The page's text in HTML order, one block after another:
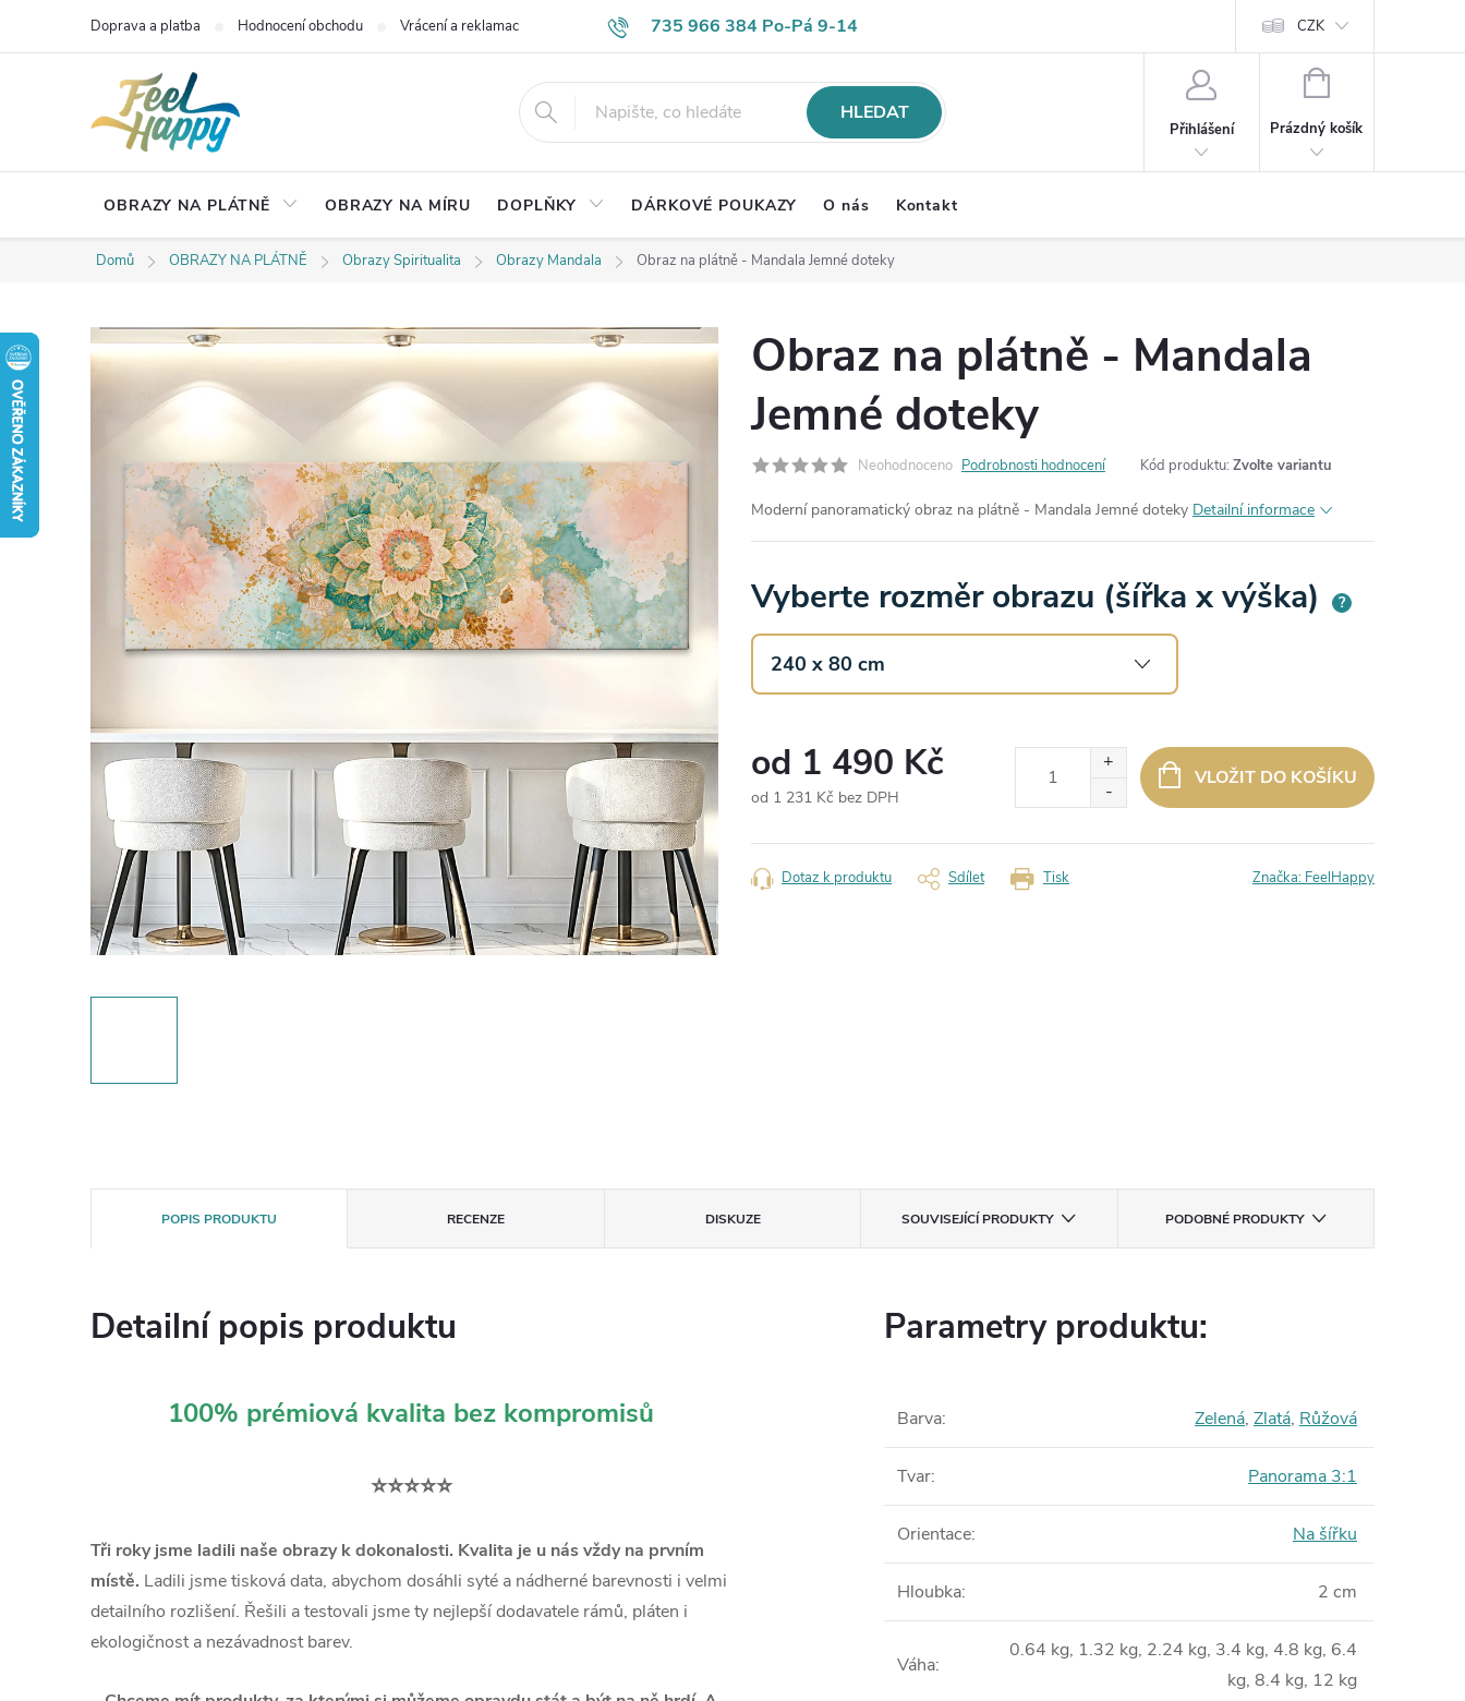
735 966 384 Po-Pá 9-14
Doprava a platba Hodnocení obchodu Vrácení a reklamace Časté otázky Obch. podmínky Ochrana os. údajů Kontakt
CZK
HLEDAT
Přihlášení
NÁKUPNÍ
Prázdný košík
OBRAZY NA PLÁTNĚ OBRAZY NA MÍRU DOPLŇKY DÁRKOVÉ POUKAZY O nás Kontakt
Domů OBRAZY NA PLÁTNĚ Obrazy Spiritualita Obrazy Mandala Obraz na plátně - Mandala Jemné doteky
Obraz na plátně - Mandala
Jemné doteky
Neohodnoceno Podrobnosti hodnocení Kód produktu: Zvolte variantu
Moderní panoramatický obraz na plátně - Mandala Jemné doteky Detailní informace
Vyberte rozměr obrazu (šířka x výška) ?
od 1 490 Kč
od 1 231 Kč bez DPH
cena:
VLOŽIT DO KOŠÍKU
Tisk
Dotaz k produktu Sdílet Značka: FeelHappy
POPIS PRODUKTU RECENZE DISKUZE SOUVISEJÍCÍ PRODUKTY PODOBNÉ PRODUKTY
Detailní popis produktu
100% prémiová kvalita bez kompromisů
⭐⭐⭐⭐⭐
Tři roky jsme ladili naše obrazy k dokonalosti. Kvalita je u nás vždy na prvním
místě. Ladili jsme tisková data, abychom dosáhli syté a nádherné barevnosti i velmi
detailního rozlišení. Řešili a testovali jsme ty nejlepší dodavatele rámů, pláten i
ekologičnost a nezávadnost barev.
Parametry produktu:
Barva: Zelená, Zlatá, Růžová
Tvar: Panorama 3:1
Orientace: Na šířku
Hloubka: 2 cm
Váha:
0.64 kg, 1.32 kg, 2.24 kg, 3.4 kg, 4.8 kg, 6.4
kg, 8.4 kg, 12 kg